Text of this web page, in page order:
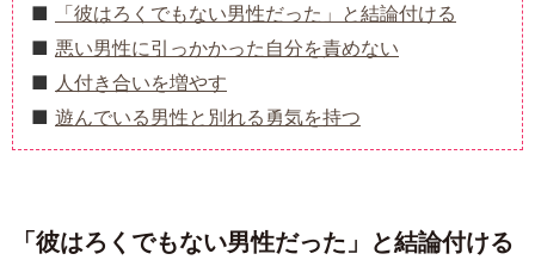
「彼はろくでもない男性だった」と結論付ける
悪い男性に引っかかった自分を責めない
人付き合いを増やす
遊んでいる男性と別れる勇気を持つ
「彼はろくでもない男性だった」と結論付ける